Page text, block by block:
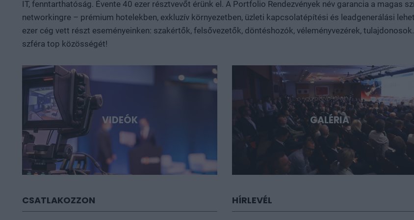
nagy technológiai lehetőségek, és milyen szerepet vállalhat
Döntéshozói fórum azoknak, akik időben akarnak
sztorijaiba.
IT, fenntarthatóság. Évente 40 ezer résztvevőt érünk el. A Portfolio Rendezvények név garancia a magas
networkingre – prémium hotelekben, exkluzív környezetben, üzleti kapcsolatépítési és leadgenerálási
ezer cég vett részt eseményeinken: szakértők, felsővezetők, döntéshozók, véleményvezérek,
szféra top közösségét!
VIDEÓK GALÉRIA
CSATLAKOZZON HÍRLEVÉL